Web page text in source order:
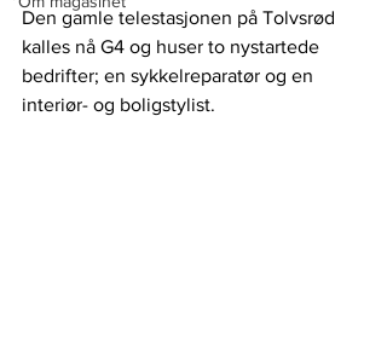
Den gamle telestasjonen på Tolvsrød
kalles nå G4 og huser to nystartede
bedrifter; en sykkelreparatør og en
interiør- og boligstylist.